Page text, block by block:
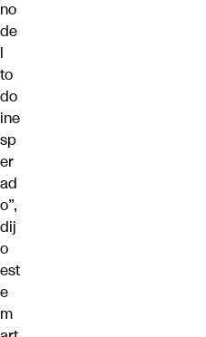
no
de
l
to
do
ine
sp
er
ad
o”,
dij
o
est
e
m